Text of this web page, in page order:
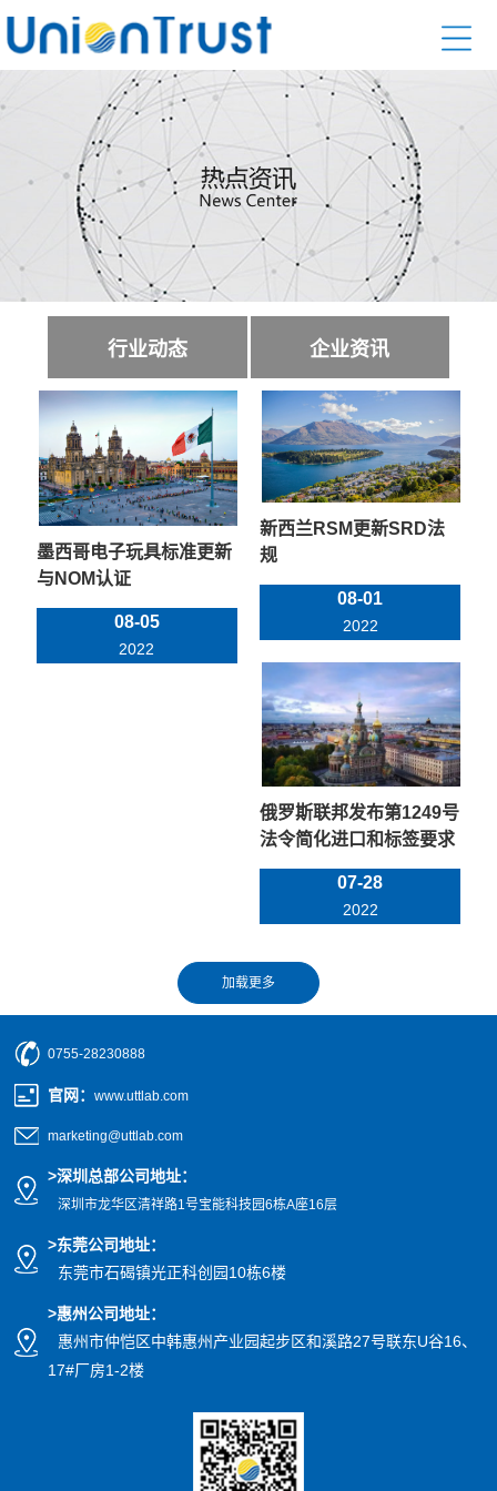
行业动态 企业资讯
墨西哥电子玩具标准更新
与NOM认证
08-05
2022
新西兰RSM更新SRD法
规
08-01
2022
俄罗斯联邦发布第1249号
法令简化进口和标签要求
07-28
2022
0755-28230888
官网 ：www.uttlab.com
marketing@uttlab.com
>深圳总部公司地址：
深圳市龙华区清祥路1号宝能科技园6栋A座16层
>东莞公司地址：
东莞市石碣镇光正科创园10栋6楼
>惠州公司地址：
惠州市仲恺区中韩惠州产业园起步区和溪路27号联东U谷16、
17#厂房1-2楼